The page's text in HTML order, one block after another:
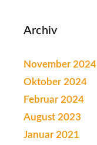
Archiv
November 2024
Oktober 2024
Februar 2024
August 2023
Januar 2021